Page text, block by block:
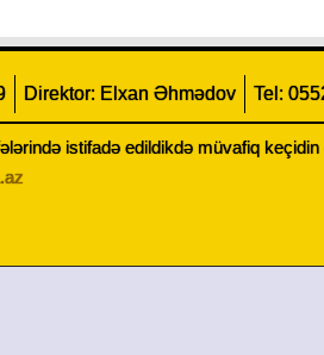
Direktor: Elxan Əhmədov Tel:
istifadə edildikdə müvafiq keçidin